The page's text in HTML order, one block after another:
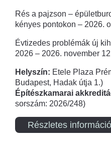
Rés a pajzson –
kényes pontokon – 2026.
Évtizedes problémák új
2026 – 2026. november
Helyszín: Etele Plaza
Budapest, Hadak útja 1.)
Építészkamarai
sorszám: 2026/248)
Részletes